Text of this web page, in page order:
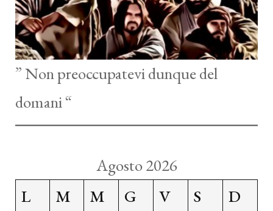
” Non preoccupatevi dunque del
domani “
Agosto 2026
L
M M G V S
D